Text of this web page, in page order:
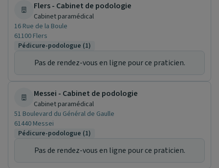
Flers - Cabinet de podologie
Cabinet paramédical
16 Rue de la Boule
61100 Flers
Pédicure-podologue (1)
Pas de rendez-vous en ligne pour ce praticien.
Messei - Cabinet de podologie
Cabinet paramédical
51 Boulevard du Général de Gaulle
61440 Messei
Pédicure-podologue (1)
Pas de rendez-vous en ligne pour ce praticien.